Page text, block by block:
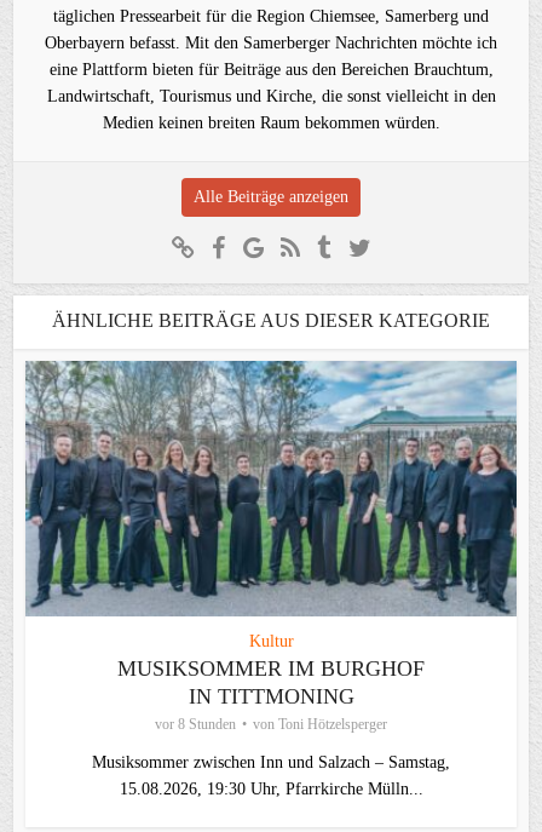
täglichen Pressearbeit für die Region Chiemsee, Samerberg und
Oberbayern befasst. Mit den Samerberger Nachrichten möchte ich
eine Plattform bieten für Beiträge aus den Bereichen Brauchtum,
Landwirtschaft, Tourismus und Kirche, die sonst vielleicht in den
Medien keinen breiten Raum bekommen würden.
Alle Beiträge anzeigen
ÄHNLICHE BEITRÄGE AUS DIESER KATEGORIE
Kultur
MUSIKSOMMER IM BURGHOF
IN TITTMONING
vor 8 Stunden von Toni Hötzelsperger
Musiksommer zwischen Inn und Salzach – Samstag,
15.08.2026, 19:30 Uhr, Pfarrkirche Mülln...